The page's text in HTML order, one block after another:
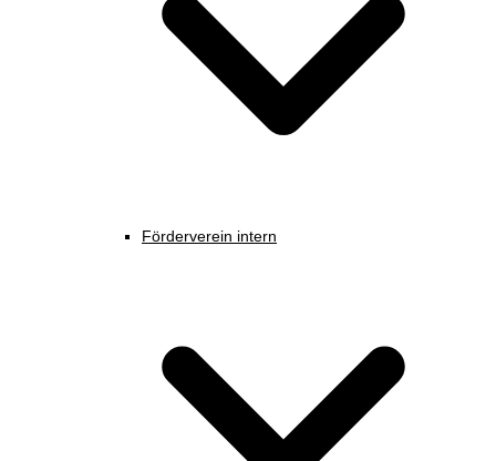
Förderverein intern